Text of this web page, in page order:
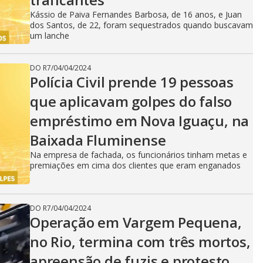
Kássio de Paiva Fernandes Barbosa, de 16 anos, e Juan
dos Santos, de 22, foram sequestrados quando buscavam
um lanche
DO R7/04/04/2024
Polícia Civil prende 19 pessoas
que aplicavam golpes do falso
empréstimo em Nova Iguaçu, na
Baixada Fluminense
Na empresa de fachada, os funcionários tinham metas e
premiações em cima dos clientes que eram enganados
DO R7/04/04/2024
Operação em Vargem Pequena,
no Rio, termina com três mortos,